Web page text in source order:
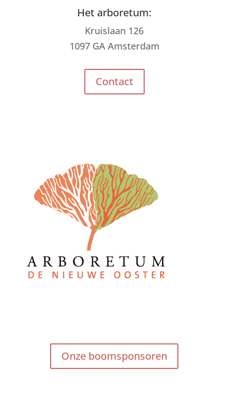
Het arboretum:
Kruislaan 126
1097 GA Amsterdam
Contact
Onze boomsponsoren